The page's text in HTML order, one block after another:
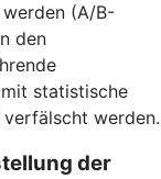
(A/B-
den
statistische
werden.
der